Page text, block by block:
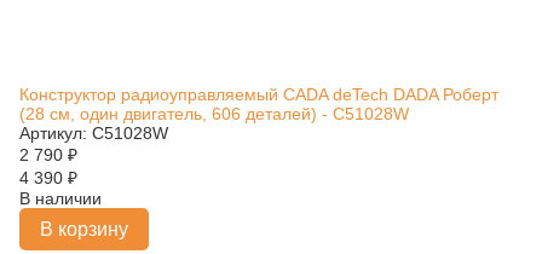
Конструктор радиоуправляемый CADA deTech DADA Роберт
(28 см, один двигатель, 606 деталей) - C51028W
Артикул: C51028W
2 790 ₽
4 390 ₽
В наличии
В корзину